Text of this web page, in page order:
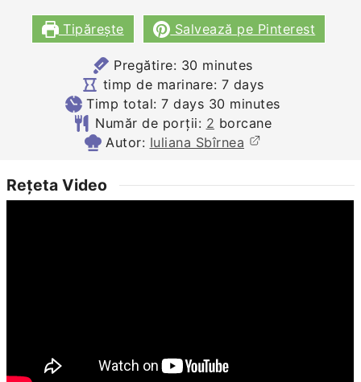
Tipărește Salvează pe Pinterest
Pregătire: 30minutes
minutes
timp de marinare: 7days
days
Timp total:7days
days 30minutes
minutes
Număr de porții: 2 borcane
Autor: Iuliana Sbîrnea
Rețeta Video